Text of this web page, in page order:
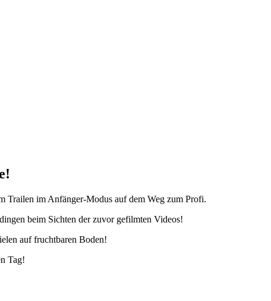
Trailen im Anfänger-Modus auf dem Weg zum Profi.
beim Sichten der zuvor gefilmten Videos!
auf fruchtbaren Boden!
Tag!